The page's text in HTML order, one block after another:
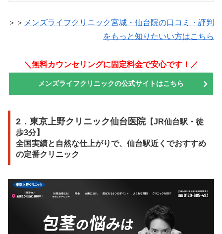
＞＞ メンズライフクリニック宮城・仙台院の口コミ・評判
をもっと知りたいい方はこちら
＼無料カウンセリングに固定料金で安心です！／
メンズライフクリニックの公式サイトはこちら
2．東京上野クリニック仙台医院【JR仙台駅・徒
歩3分】
全国実績と自然な仕上がりで、仙台駅近くでおすすめ
の定番クリニック